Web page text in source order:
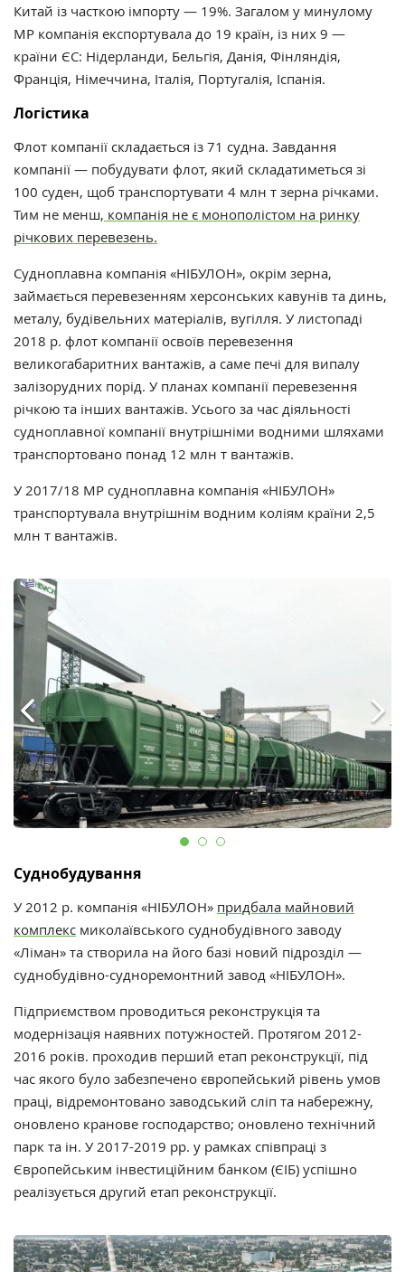
Китай із часткою імпорту — 19%. Загалом у минулому
МР компанія експортувала до 19 країн, із них 9 —
країни ЄС: Нідерланди, Бельгія, Данія, Фінляндія,
Франція, Німеччина, Італія, Португалія, Іспанія.
Логістика
Флот компанії складається із 71 судна. Завдання
компанії — побудувати флот, який складатиметься зі
100 суден, щоб транспортувати 4 млн т зерна річками.
Тим не менш, компанія не є монополістом на ринку
річкових перевезень.
Судноплавна компанія «НІБУЛОН», окрім зерна,
займається перевезенням херсонських кавунів та динь,
металу, будівельних матеріалів, вугілля. У листопаді
2018 р. флот компанії освоїв перевезення
великогабаритних вантажів, а саме печі для випалу
залізорудних порід. У планах компанії перевезення
річкою та інших вантажів. Усього за час діяльності
судноплавної компанії внутрішніми водними шляхами
транспортовано понад 12 млн т вантажів.
У 2017/18 МР судноплавна компанія «НІБУЛОН»
транспортувала внутрішнім водним коліям країни 2,5
млн т вантажів.
Суднобудування
У 2012 р. компанія «НІБУЛОН» придбала майновий
комплекс миколаївського суднобудівного заводу
«Ліман» та створила на його базі новий підрозділ —
суднобудівно-судноремонтний завод «НІБУЛОН».
Підприємством проводиться реконструкція та
модернізація наявних потужностей. Протягом 2012-
2016 років. проходив перший етап реконструкції, під
час якого було забезпечено європейський рівень умов
праці, відремонтовано заводський сліп та набережну,
оновлено кранове господарство; оновлено технічний
парк та ін. У 2017-2019 рр. у рамках співпраці з
Європейським інвестиційним банком (ЄІБ) успішно
реалізується другий етап реконструкції.